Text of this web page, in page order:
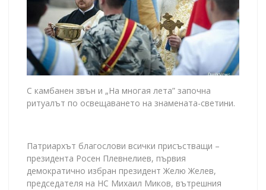
С камбанен звън и „На многая лета” започна
ритуалът по освещаването на знамената-светини.
Патриархът благослови всички присъстващи –
президента Росен Плевнелиев, първия
демократично избран президент Желю Желев,
председателя на НС Михаил Миков, вътрешния